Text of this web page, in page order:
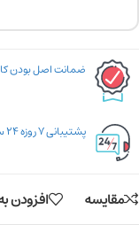
ضمانت اصل بودن
پشتیبانی ۷ روزه ۲۴ ساعته
مقایسه افزودن